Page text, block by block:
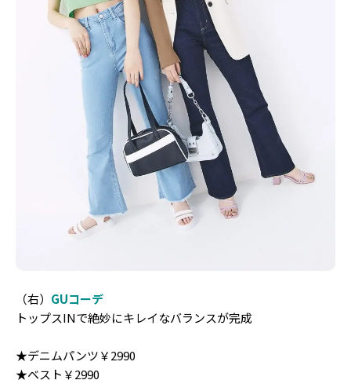
（右） GUコーデ
トップスINで絶妙にキレイなバランスが完成
★デニムパンツ￥2990
★ベスト￥2990